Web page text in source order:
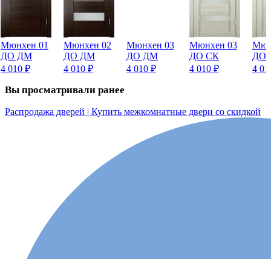
Мюнхен 01
ДО ДМ
4 010 ₽
Мюнхен 02
ДО ДМ
4 010 ₽
Мюнхен 03
ДО ДМ
4 010 ₽
Мюнхен 03
ДО СК
4 010 ₽
ДО
4
Вы просматривали ранее
Распродажа дверей | Купить межкомнатные двери со скидкой